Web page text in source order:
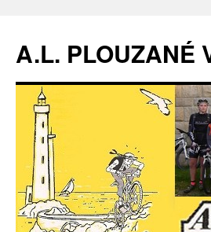
A.L. PLOUZANÉ